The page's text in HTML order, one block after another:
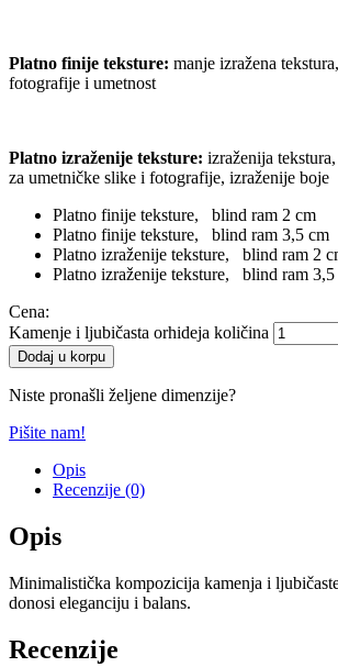
Platno finije teksture: manje izražena
fotografije i umetnost
Platno izraženije teksture: izraženija
za umetničke slike i fotografije, izraženije boje
Platno finije teksture, blind ram 2 cm
Platno finije teksture, blind ram 3,5 cm
Platno izraženije teksture, blind ram 2
Platno izraženije teksture, blind ram 3,5
Cena:
Kamenje i ljubičasta orhideja količina
Dodaj u korpu
Niste pronašli željene dimenzije?
Pišite nam!
Opis
Recenzije (0)
Opis
Minimalistička kompozicija kamenja i
donosi eleganciju i balans.
Recenzije